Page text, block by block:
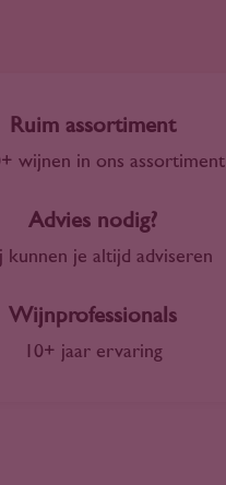
Ruim assortiment
wijnen in ons assortiment
Advies nodig?
kunnen je altijd adviseren
Wijnprofessionals
10+ jaar ervaring